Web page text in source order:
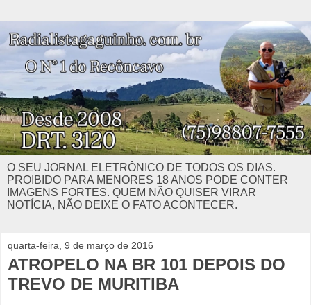
O SEU JORNAL ELETRÔNICO DE TODOS OS DIAS.
PROIBIDO PARA MENORES 18 ANOS PODE CONTER
IMAGENS FORTES. QUEM NÃO QUISER VIRAR
NOTÍCIA, NÃO DEIXE O FATO ACONTECER.
quarta-feira, 9 de março de 2016
ATROPELO NA BR 101 DEPOIS DO
TREVO DE MURITIBA